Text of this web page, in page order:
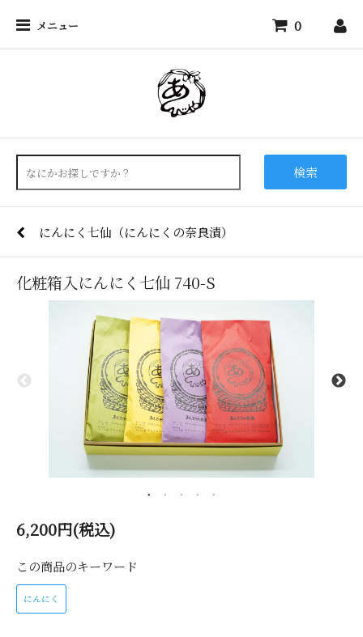
メニュー 0
検索
にんにく七仙（にんにくの奈良漬）
化粧箱入にんにく七仙 740-S
6,200円(税込)
この商品のキーワード
にんにく